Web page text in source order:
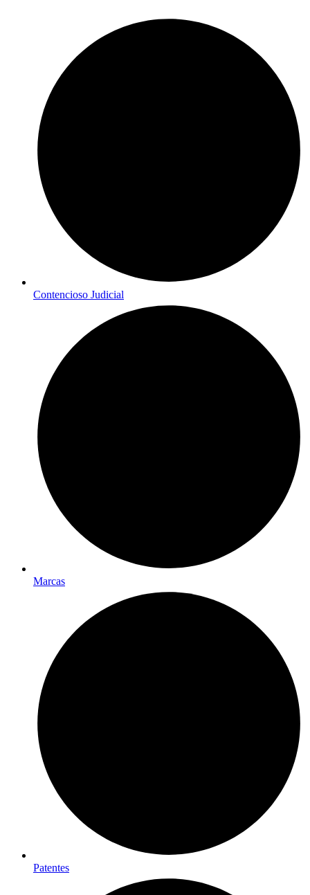
Contencioso Judicial
Marcas
Patentes